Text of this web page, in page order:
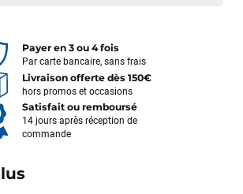
Payer en 3 ou 4 fois
Par carte bancaire, sans frais
Livraison offerte dès 150€
hors promos et occasions
Satisfait ou remboursé
14 jours après réception de
commande